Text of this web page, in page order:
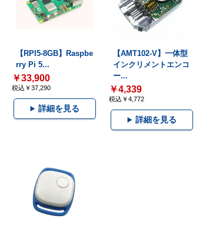
【RPI5-8GB】Raspbe
rry Pi 5...
￥33,900
税込￥37,290
詳細を見る
【AMT102-V】一体型
インクリメントエンコ
ー...
￥4,339
税込￥4,772
詳細を見る